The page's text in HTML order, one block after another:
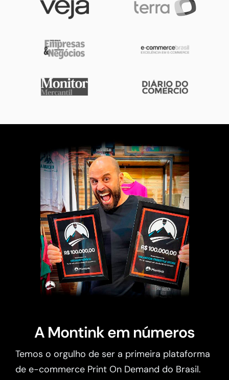
A Montink em números
Temos o orgulho de ser a primeira plataforma
de e-commerce Print On Demand do Brasil.